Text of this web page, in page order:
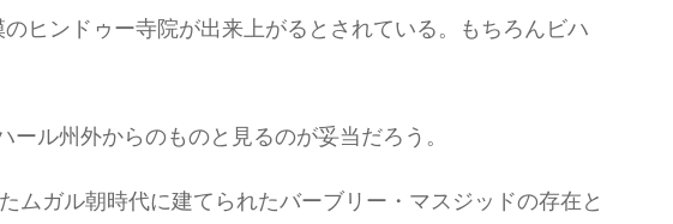
ヒンドゥー寺院が出来上がるとされている。もちろんビハ
ル州外からのものと見るのが妥当だろう。
ガル朝時代に建てられたバーブリー・マスジッドの存在と